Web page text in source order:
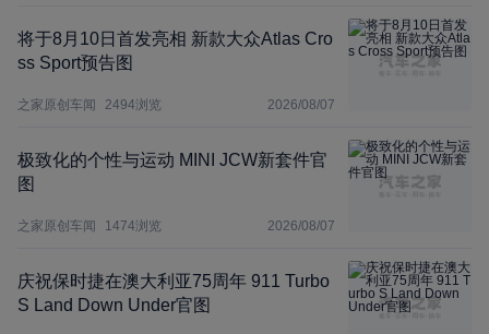
将于8月10日首发亮相 新款大众Atlas Cro
ss Sport预告图
之家原创车闻 2494浏览 2026/08/07
极致化的个性与运动 MINI JCW新套件官
图
之家原创车闻 1474浏览 2026/08/07
庆祝保时捷在澳大利亚75周年 911 Turbo
S Land Down Under官图